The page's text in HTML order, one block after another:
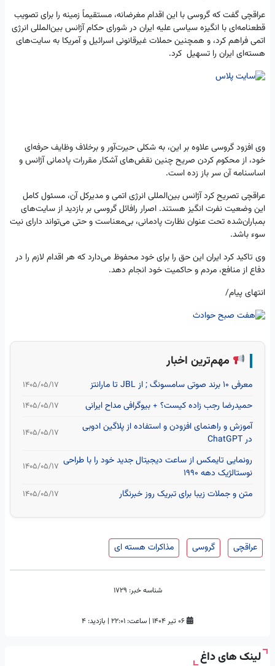
عراقچی گفت که گروسی با این اقدام مغرضانه، مستقیماً زمینه را برای تصویب
قطعنامه‌ای با انگیزه سیاسی علیه ایران در شورای حکام آژانس بین‌المللی انرژی
اتمی فراهم کرد، و همچنین حملات غیرقانونی اسرائیل و آمریکا به سایت‌های
هسته‌ای ایران را تسهیل کرد.
وی افزود گروسی علاوه بر این، به شکلی حیرت‌آور و برخلاف وظایف حرفه‌ای
خود، از محکوم کردن صریح چنین نقض‌های آشکار مقررات پادمانی آژانس و
اساسنامه آن سر باز زده است.
عراقچی تصریح کرد آژانس بین‌المللی انرژی اتمی و مدیرکل آن، مسئول کامل
این وضعیت نفرت انگیز هستند. اصرار رافائل گروسی بر بازدید از سایت‌های
بمباران‌شده تحت عنوان نظارت پادمانی، بی‌معناست و حتی می‌تواند دارای نیت
سوء باشد.
وی تاکید کرد ایران این حق را برای خود محفوظ می‌دارد که هر اقدام لازم را در
دفاع از منافع، مردم و حاکمیت خود انجام دهد.
انتهای پیام/
مهم‌ترین اخبار
معرفی 10 برند صوتی سامسونگ ; از JBL تا مارانتز ۱۴۰۵/۰۵/۱۷
حمیدرضا رجب‌ زاده کیست؟ + بیوگرافی مداح ایرانی ۱۴۰۵/۰۵/۱۷
آموزش و راهنمای افزودن و استفاده از پلاگین ادوبی
در ChatGPT
۱۴۰۵/۰۵/۱۷
رونمایی تایمکس از ساعت‌ دیجیتال جدید خود را با طراحی
نوستالژیک دهه 1990
۱۴۰۵/۰۵/۱۷
متن و جملات زیبا برای تبریک روز خبرنگار ۱۴۰۵/۰۵/۱۷
عراقچی گروسی مذاکرات هسته ای
شناسه خبر:
| ساعت: ۲۲:۰۱ | بازدید: 4
لینک های داغ